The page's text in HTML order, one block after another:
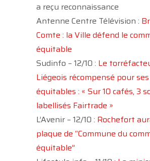
a reçu reconnaissance
Antenne Centre Télévision :
Comte : la Ville défend le
équitable
Sudinfo – 12/10 : Le
Liégeois récompensé pour
équitables : « Sur 10 cafés, 3
labellisés Fairtrade »
L’Avenir – 12/10 : Rochefort
plaque de “Commune du
équitable”